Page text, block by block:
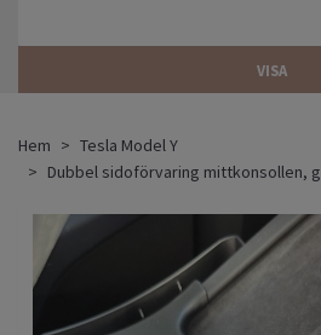
VISA
Hem
Tesla Model Y
Dubbel sidoförvaring mittkonsollen,